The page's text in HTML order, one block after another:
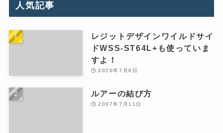
人気記事
レジットデザインワイルドサイ
ドWSS-ST64L+も使っていま
すよ！
2020年7月6日
ルアーの結び方
2007年7月11日